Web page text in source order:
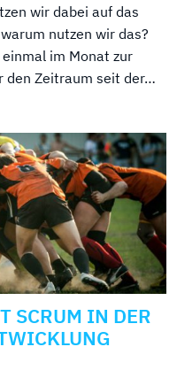
wir dabei auf das
nutzen wir das?
im Monat zur
den Zeitraum seit der…
SCRUM IN DER